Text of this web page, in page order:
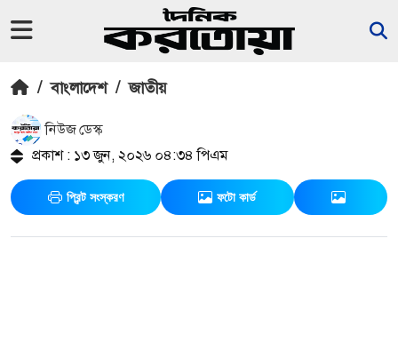
/ বাংলাদেশ / জাতীয়
নিউজ ডেস্ক
প্রকাশ : ১৩ জুন, ২০২৬ ০৪:৩৪ পিএম
প্রিন্ট সংস্করণ ফটো কার্ড